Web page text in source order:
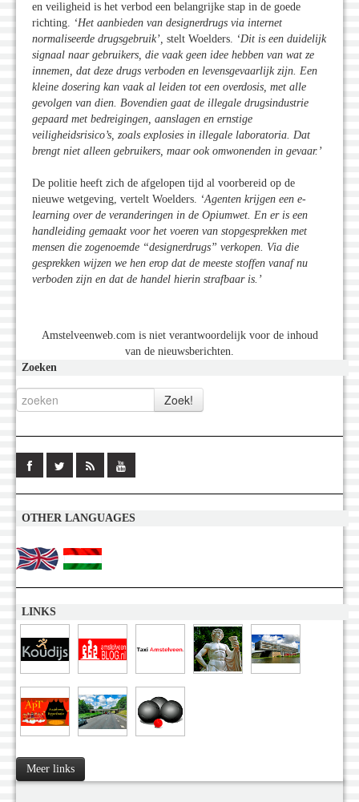
en veiligheid is het verbod een belangrijke stap in de goede
richting. ‘Het aanbieden van designerdrugs via internet
normaliseerde drugsgebruik’, stelt Woelders. ‘Dit is een duidelijk
signaal naar gebruikers, die vaak geen idee hebben van wat ze
innemen, dat deze drugs verboden en levensgevaarlijk zijn. Een
kleine dosering kan vaak al leiden tot een overdosis, met alle
gevolgen van dien. Bovendien gaat de illegale drugsindustrie
gepaard met bedreigingen, aanslagen en ernstige
veiligheidsrisico’s, zoals explosies in illegale laboratoria. Dat
brengt niet alleen gebruikers, maar ook omwonenden in gevaar.’
De politie heeft zich de afgelopen tijd al voorbereid op de
nieuwe wetgeving, vertelt Woelders. ‘Agenten krijgen een e-
learning over de veranderingen in de Opiumwet. En er is een
handleiding gemaakt voor het voeren van stopgesprekken met
mensen die zogenoemde “designerdrugs” verkopen. Via die
gesprekken wijzen we hen erop dat de meeste stoffen vanaf nu
verboden zijn en dat de handel hierin strafbaar is.’
Amstelveenweb.com is niet verantwoordelijk voor de inhoud
van de nieuwsberichten.
Zoeken
OTHER LANGUAGES
LINKS
Meer links